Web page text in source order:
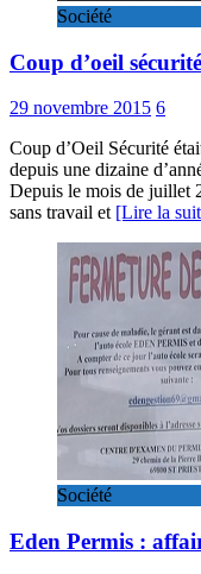
Société
Coup d’oeil
29 novembre 2015 6
Coup d’Oeil Sécurité
depuis une dizaine
Depuis le mois de juillet
sans travail et [Lire la
Société
Eden Permis :